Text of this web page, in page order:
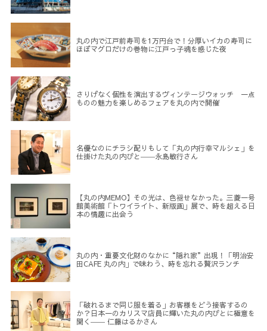
丸の内で江戸前寿司を1万円台で！分厚いイカの寿司に
ほぼマグロだけの巻物に江戸っ子魂を感じた夜
さりげなく個性を演出するヴィンテージウォッチ 一点
ものの魅力を楽しめるフェアを丸の内で開催
名優なのにチラシ配りもして「丸の内行幸マルシェ」を
仕掛けた丸の内びと――永島敏行さん
【丸の内MEMO】その光は、色褪せなかった。三菱一号
館美術館「トワイライト、新版画」展で、時を超える日
本の情趣に出会う
丸の内・重要文化財のなかに“隠れ家”出現！「明治安
田CAFE 丸の内」で味わう、時を忘れる贅沢ランチ
「破れるまで同じ服を着る」お客様をどう接客するの
か？日本一のカリスマ店員に輝いた丸の内びとに極意を
聞く―― 仁藤はるかさん